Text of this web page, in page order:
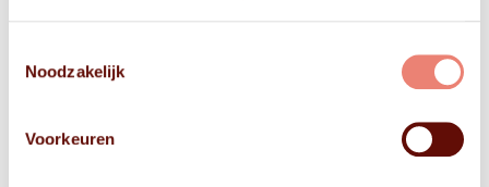
Noodzakelijk
Voorkeuren
Website gebruik – 50 Maanden – Website analyse
DELEN VAN PERSOONSGEGEVENS MET DERDEN
Frisse Koppen verkoopt uw gegevens niet aan derden
en verstrekt deze uitsluitend indien dit nodig is voor de